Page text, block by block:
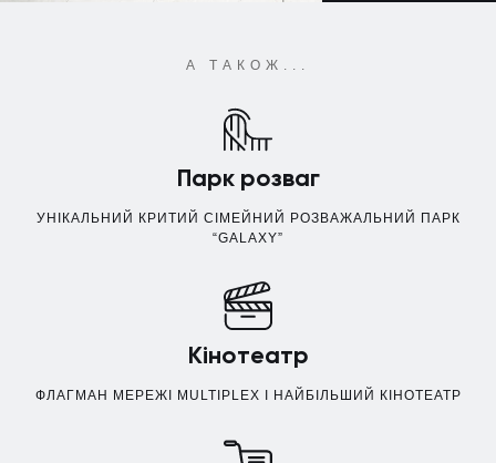
А ТАКОЖ...
Парк розваг
УНІКАЛЬНИЙ КРИТИЙ СІМЕЙНИЙ РОЗВАЖАЛЬНИЙ ПАРК
“GALAXY”
Кінотеатр
ФЛАГМАН МЕРЕЖІ MULTIPLEX І НАЙБІЛЬШИЙ КІНОТЕАТР